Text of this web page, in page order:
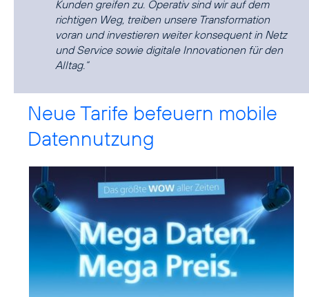
Kunden greifen zu. Operativ sind wir auf dem
richtigen Weg, treiben unsere Transformation
voran und investieren weiter konsequent in Netz
und Service sowie digitale Innovationen für den
Alltag.“
Neue Tarife befeuern mobile
Datennutzung